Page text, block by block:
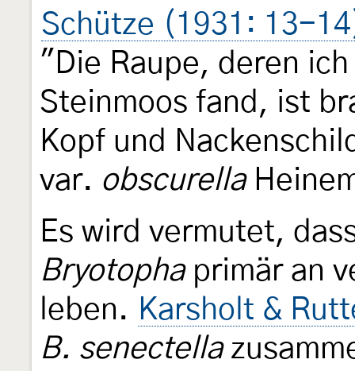
Schütze (1931: 13-
"Die Raupe, deren
Steinmoos fand, ist
Kopf und
var. obscurella
Es wird vermutet,
Bryotophaprimär an
leben. Karsholt &
B. senectella